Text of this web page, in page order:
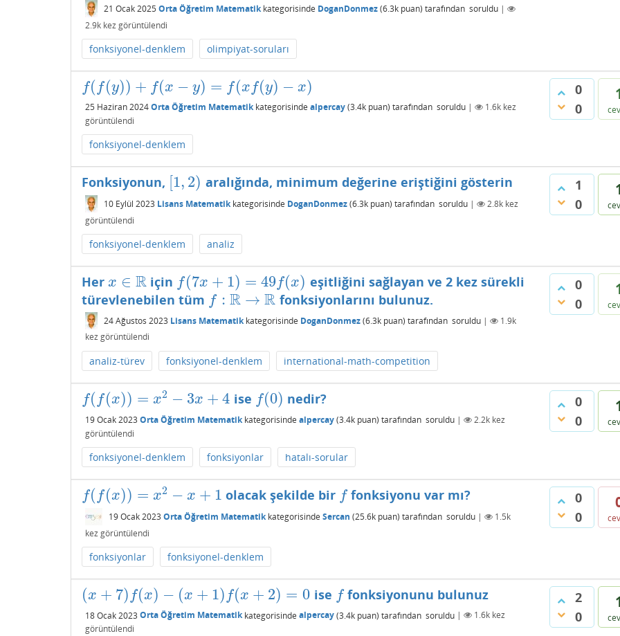
21 Ocak 2025 Orta Öğretim Matematikkategorisinde DoganDonmez(6.3k puan) tarafından soruldu |
2.9k kez görüntülendi
fonksiyonel-denklem olimpiyat-soruları
0
0
f( f(y)) + f(x − y) = f(x f(y) − x)
f(f( y))+f(x −y) =f(xf( y)− x)
25 Haziran 2024Orta Öğretim Matematikkategorisinde alpercay(3.4k puan) tarafından soruldu | 1.6k kez
görüntülendi
fonksiyonel-denklem
1
0
Fonksiyonun, 1, 2)
1,2) aralığında, minimum değerine eriştiğini gösterin
10 Eylül 2023 Lisans Matematikkategorisinde DoganDonmez(6.3k puan) tarafından soruldu | 2.8k kez
görüntülendi
fonksiyonel-denklem analiz
0
0
Her x ∈ R
x∈R için f(7x + 1) = 49f(x)
f(7x+1 )=49f x)
eşitliğini sağlayan ve 2 kez sürekli
türevlenebilen tüm f : R → R
f:R→R fonksiyonlarını bulunuz.
24 Ağustos 2023 Lisans Matematikkategorisinde DoganDonmez(6.3k puan) tarafından soruldu |
1.9k
kez görüntülendi
analiz-türev fonksiyonel-denklem international-math-competition
0
0
f( f(x)) = x2 − 3x + 4
f(f( x))=x2− 3x +4 ise f(0)
f(0) nedir?
19 Ocak 2023 Orta Öğretim Matematikkategorisinde alpercay(3.4k puan) tarafından soruldu | 2.2k kez
görüntülendi
fonksiyonel-denklem fonksiyonlar hatalı-sorular
0
0
f( f(x)) = x2 − x + 1
f(f( x))=x2− x+ 1 olacak şekilde bir f
f fonksiyonu var mı?
19 Ocak 2023 Orta Öğretim Matematikkategorisinde Sercan (25.6k puan) tarafından soruldu |
1.5k
kez görüntülendi
fonksiyonlar fonksiyonel-denklem
2
0
(x + 7) f(x) − (x + 1) f(x + 2) = 0
(x+ 7)f x)−(x+1) (x +2)=0 ise f
f fonksiyonunu bulunuz
18 Ocak 2023 Orta Öğretim Matematikkategorisinde alpercay(3.4k puan) tarafından soruldu | 1.6k kez
görüntülendi